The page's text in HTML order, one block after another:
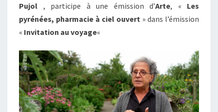
Pujol , participe à une émission d’Arte, « Les
pyrénées, pharmacie à ciel ouvert » dans l’émission
« Invitation au voyage«